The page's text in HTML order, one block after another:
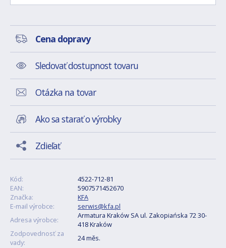
Cena dopravy
Sledovať dostupnost tovaru
Otázka na tovar
Ako sa starať o výrobky
Zdieľať
Kód:
4522-712-81
EAN:
5907571452670
Značka:
KFA
E-mail výrobce:
serwis@kfa.pl
Adresa výrobce:
Armatura Kraków SA ul. Zakopiańska 72 30-
418 Kraków
Zodpovednosť za
vady:
24 měs.